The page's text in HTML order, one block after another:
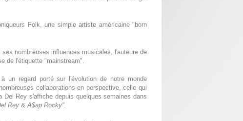
Folk, une simple artiste américaine "born
nombreuses influences musicales, l'auteure de
de l'étiquette "mainstream".
un regard porté sur l'évolution de notre monde
collaborations en perspective, celle qui
Rey s'affiche depuis quelques semaines dans
Rey & A$ap Rocky".